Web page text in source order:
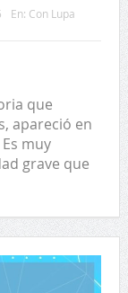
En: Con Lupa
que
apareció en
muy
grave que